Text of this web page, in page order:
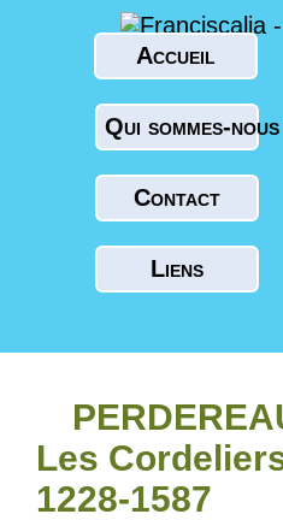
Accueil
Qui sommes-nous
Contact
Liens
Les
1228-1587